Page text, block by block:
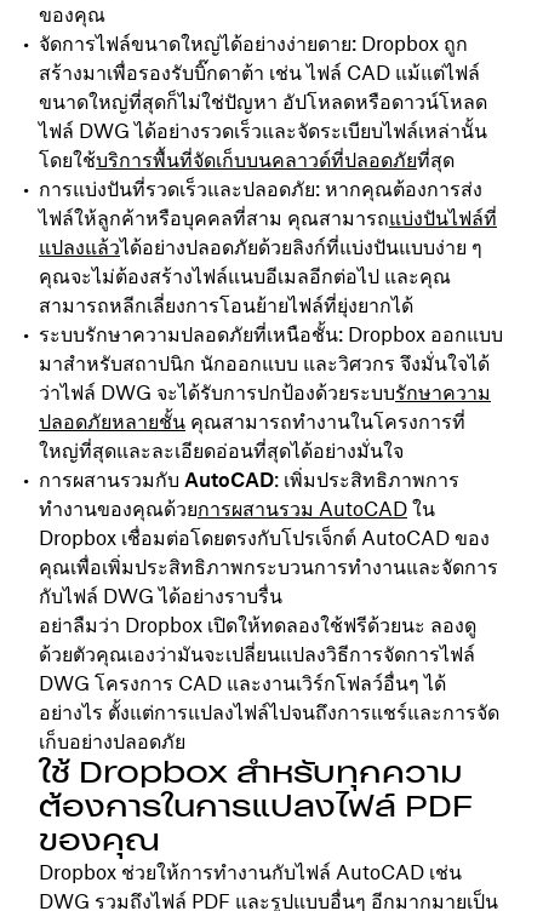
ของคุณ
จัดการไฟล์ขนาดใหญ่ได้อย่างง่ายดาย: Dropbox ถูก
สร้างมาเพื่อรองรับบิ๊กดาต้า เช่น ไฟล์ CAD แม้แต่ไฟล์
ขนาดใหญ่ที่สุดก็ไม่ใช่ปัญหา อัปโหลดหรือดาวน์โหลด
ไฟล์ DWG ได้อย่างรวดเร็วและจัดระเบียบไฟล์เหล่านั้น
โดยใช้บริการพื้นที่จัดเก็บบนคลาวด์ที่ปลอดภัยที่สุด
การแบ่งปันที่รวดเร็วและปลอดภัย: หากคุณต้องการส่ง
ไฟล์ให้ลูกค้าหรือบุคคลที่สาม คุณสามารถแบ่งปันไฟล์ที่
แปลงแล้วได้อย่างปลอดภัยด้วยลิงก์ที่แบ่งปันแบบง่าย ๆ
คุณจะไม่ต้องสร้างไฟล์แนบอีเมลอีกต่อไป และคุณ
สามารถหลีกเลี่ยงการโอนย้ายไฟล์ที่ยุ่งยากได้
ระบบรักษาความปลอดภัยที่เหนือชั้น: Dropbox ออกแบบ
มาสำหรับสถาปนิก นักออกแบบ และวิศวกร จึงมั่นใจได้
ว่าไฟล์ DWG จะได้รับการปกป้องด้วยระบบรักษาความ
ปลอดภัยหลายชั้น คุณสามารถทำงานในโครงการที่
ใหญ่ที่สุดและละเอียดอ่อนที่สุดได้อย่างมั่นใจ
การผสานรวมกับ AutoCAD: เพิ่มประสิทธิภาพการ
ทำงานของคุณด้วยการผสานรวม AutoCAD ใน
Dropbox เชื่อมต่อโดยตรงกับโปรเจ็กต์ AutoCAD ของ
คุณเพื่อเพิ่มประสิทธิภาพกระบวนการทำงานและจัดการ
กับไฟล์ DWG ได้อย่างราบรื่น
อย่าลืมว่า Dropbox เปิดให้ทดลองใช้ฟรีด้วยนะ ลองดู
ด้วยตัวคุณเองว่ามันจะเปลี่ยนแปลงวิธีการจัดการไฟล์
DWG โครงการ CAD และงานเวิร์กโฟลว์อื่นๆ ได้
อย่างไร ตั้งแต่การแปลงไฟล์ไปจนถึงการแชร์และการจัด
เก็บอย่างปลอดภัย
ใช้ Dropbox สำหรับทุกความ
ต้องการในการแปลงไฟล์ PDF
ของคุณ
Dropbox ช่วยให้การทำงานกับไฟล์ AutoCAD เช่น
DWG รวมถึงไฟล์ PDF และรูปแบบอื่นๆ อีกมากมายเป็น